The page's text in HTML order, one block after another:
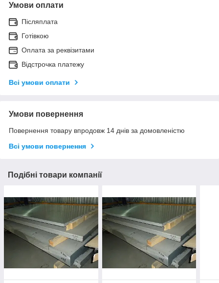
Умови оплати
Післяплата
Готівкою
Оплата за реквізитами
Відстрочка платежу
Всі умови оплати
Умови повернення
Повернення товару впродовж 14 днів за домовленістю
Всі умови повернення
Подібні товари компанії